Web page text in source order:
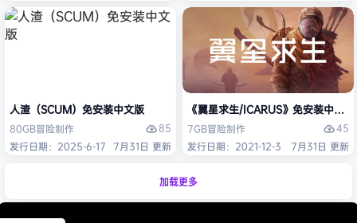
人渣（SCUM）免安装中文版
80GB冒险制作
85
发行日期：2025-6-17 7月31日 更新
《翼星求生/ICARUS》免安装中文版
7GB冒险制作
45
发行日期：2021-12-3
7月31日 更新
加载更多